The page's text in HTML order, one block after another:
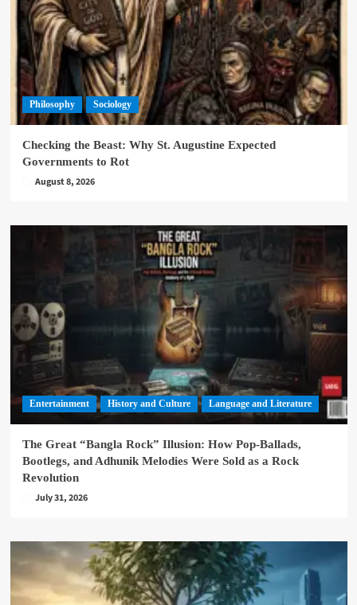
Philosophy Sociology
Checking the Beast: Why St. Augustine Expected
Governments to Rot
August 8, 2026
Entertainment History and Culture Language and Literature
The Great “Bangla Rock” Illusion: How Pop-Ballads,
Bootlegs, and Adhunik Melodies Were Sold as a Rock
Revolution
July 31, 2026